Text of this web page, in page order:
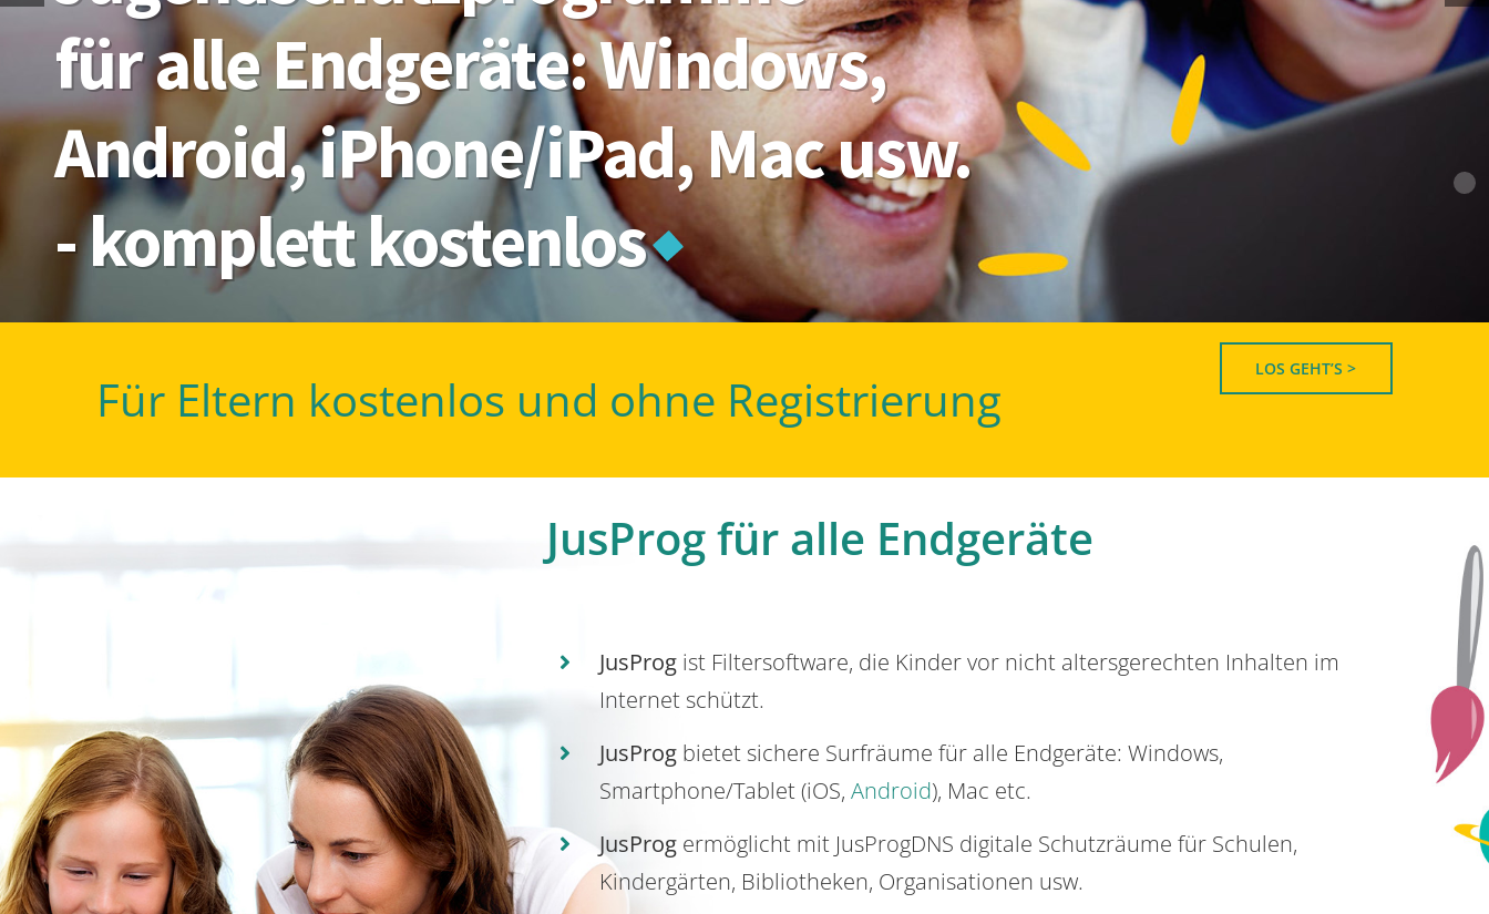
- komplett kostenlos
Android, iPhone/iPad, Mac usw.
für alle Endgeräte: Windows,
Für Eltern kostenlos und ohne Registrierung
LOS GEHT’S >
JusProg für alle Endgeräte
JusProgist Filtersoftware, die Kinder vor nicht altersgerechten Inhalten im
Internet schützt.
JusProgbietet sichere Surfräume für alle Endgeräte: Windows,
Smartphone/Tablet (iOS, Android), Mac etc.
JusProg ermöglicht mit JusProgDNS digitale Schutzräume für Schulen,
Kindergärten, Bibliotheken, Organisationen usw.